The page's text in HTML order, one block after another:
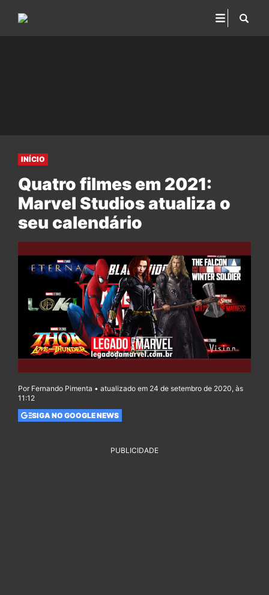
INÍCIO
Quatro filmes em 2021:
Marvel Studios atualiza o
seu calendário
Por Fernando Pimenta • atualizado em 24 de setembro de 2020, às
11:12
SIGA NO GOOGLE NEWS
PUBLICIDADE